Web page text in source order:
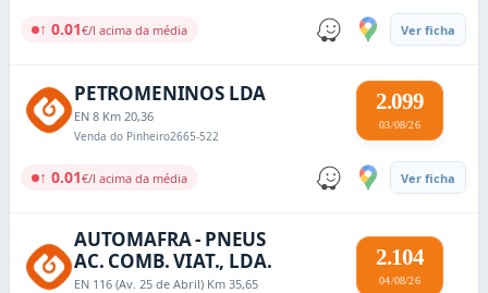
↑ 0.01€/l acima da média Ver ficha
PETROMENINOS LDA
EN 8 Km 20,36
Venda do Pinheiro2665-522
2.099
03/08/26
↑ 0.01€/l acima da média Ver ficha
AUTOMAFRA - PNEUS
AC. COMB. VIAT., LDA.
EN 116 (Av. 25 de Abril) Km 35,65
2.104
04/08/26